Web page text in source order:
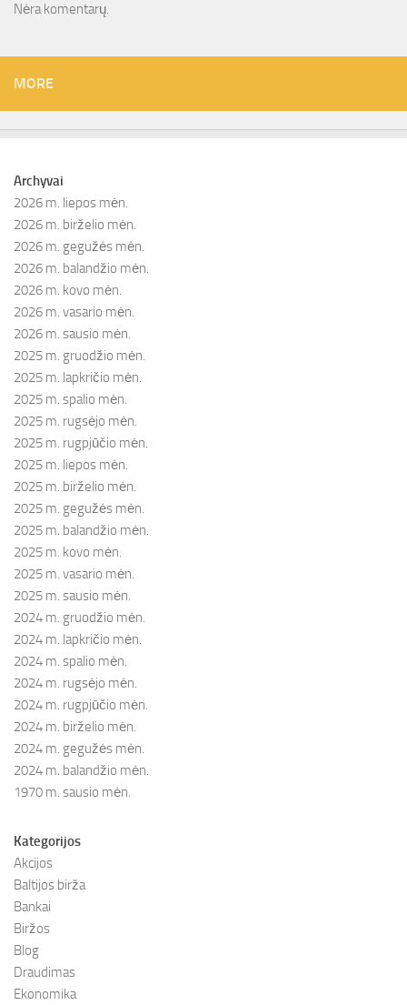
Nėra komentarų.
MORE
Archyvai
2026 m. liepos mėn.
2026 m. birželio mėn.
2026 m. gegužės mėn.
2026 m. balandžio mėn.
2026 m. kovo mėn.
2026 m. vasario mėn.
2026 m. sausio mėn.
2025 m. gruodžio mėn.
2025 m. lapkričio mėn.
2025 m. spalio mėn.
2025 m. rugsėjo mėn.
2025 m. rugpjūčio mėn.
2025 m. liepos mėn.
2025 m. birželio mėn.
2025 m. gegužės mėn.
2025 m. balandžio mėn.
2025 m. kovo mėn.
2025 m. vasario mėn.
2025 m. sausio mėn.
2024 m. gruodžio mėn.
2024 m. lapkričio mėn.
2024 m. spalio mėn.
2024 m. rugsėjo mėn.
2024 m. rugpjūčio mėn.
2024 m. birželio mėn.
2024 m. gegužės mėn.
2024 m. balandžio mėn.
1970 m. sausio mėn.
Kategorijos
Akcijos
Baltijos birža
Bankai
Biržos
Blog
Draudimas
Ekonomika